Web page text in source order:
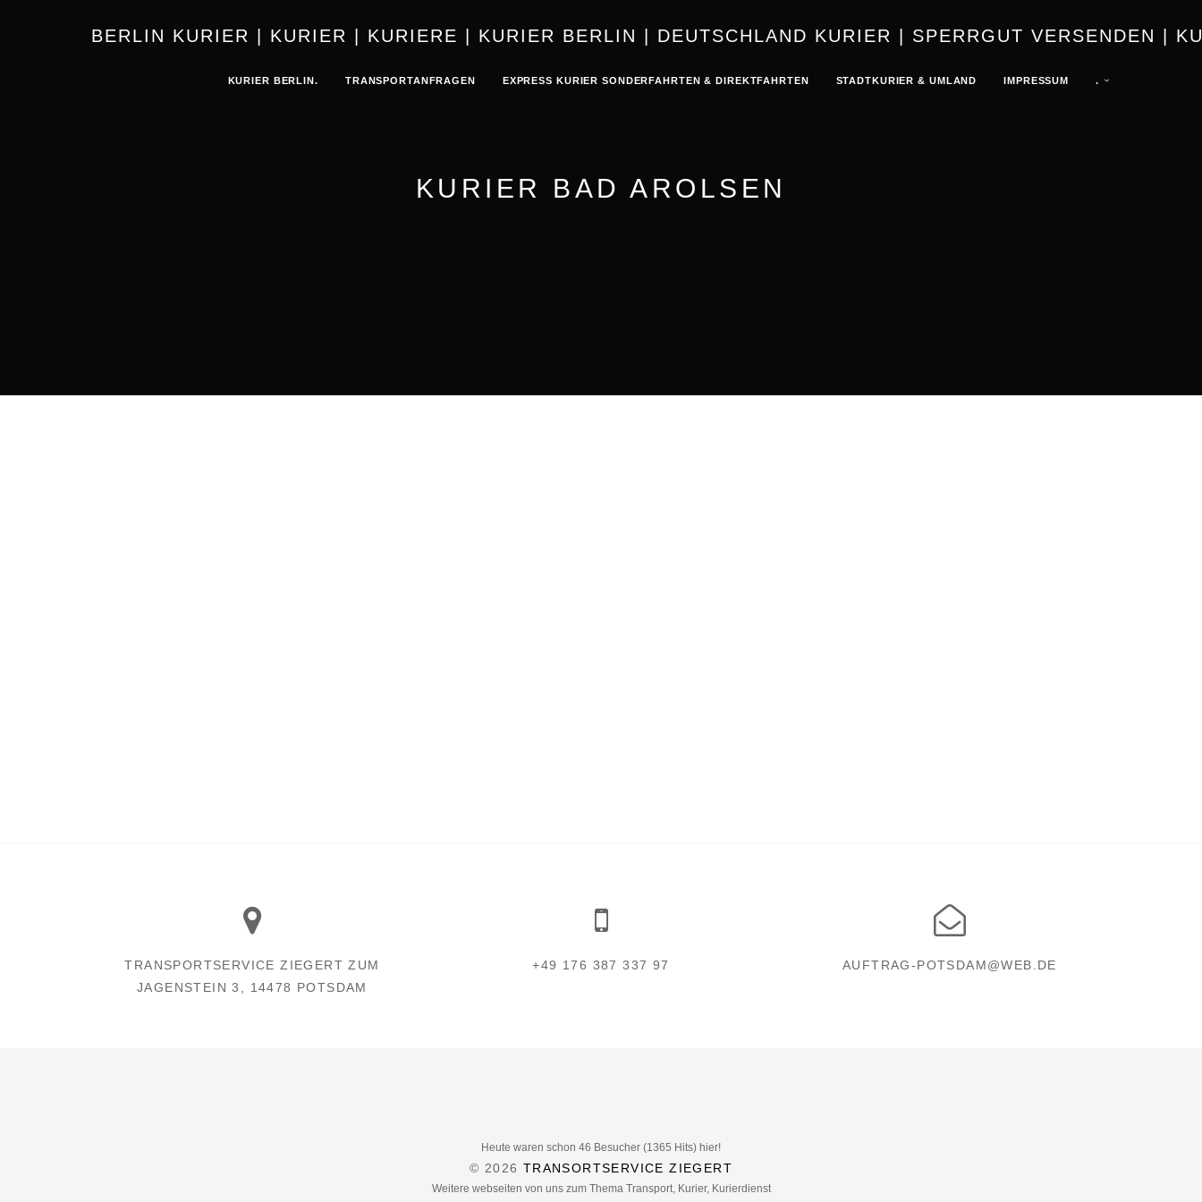
BERLIN KURIER | KURIER |
KURIER BERLIN. TRANSPORTANFRAGEN EXPRESS KURIER SONDERFAHRTEN & DIREKTFAHRTEN STADTKURIER & UMLAND IMPRESSUM .
KURIER BAD AROLSEN
TRANSPORTSERVICE ZIEGERT ZUM
JAGENSTEIN 3, 14478 POTSDAM
+49 176 387 337 97 AUFTRAG-POTSDAM@WEB.DE
Heute waren schon 46 Besucher (1365 Hits) hier!
© 2026 TRANSORTSERVICE ZIEGERT
Weitere webseiten von uns zum Thema Transport, Kurier, Kurierdienst